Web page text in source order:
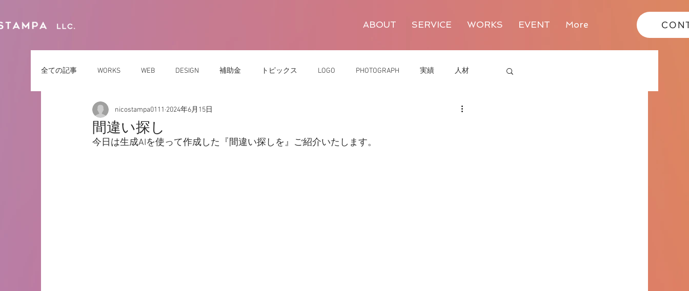
ABOUT SERVICE WORKS EVENT More
全ての記事 WORKS WEB DESIGN 補助金 トピックス LOGO PHOTOGRAPH 実績 人材
行事 地域 求人 ACHIEVEMENTS
間違い探し
nicostampa0111 2024年6月15日
今日は生成AIを使って作成した『間違い探しを』ご紹介いたします。